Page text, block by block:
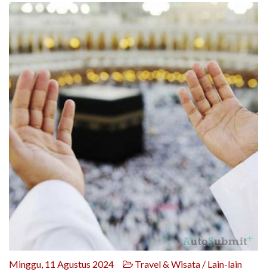
Minggu, 11 Agustus 2024 Travel & Wisata / Lain-lain